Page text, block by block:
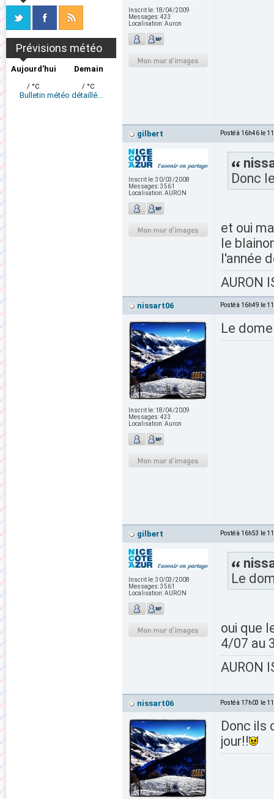
Prévisions météo
Aujourd'hui
/ °C
Demain
/ °C
Bulletin météo détaillé...
Inscrit le: 18/04/2009
Messages:433
Localisation:Auron
gilbert Posté à 16h46 le
Inscrit le:30/03/2008
Messages:3561
Localisation:AURON
Donc
et oui
le
l'année
AURON
nissart06 Posté à 16h49 le
Inscrit le: 18/04/2009
Messages:433
Localisation:Auron
Le
gilbert Posté à 16h53 le
Inscrit le:30/03/2008
Messages:3561
Localisation:AURON
Le
oui que
4/07 au
AURON
nissart06 Posté à 17h03 le
Donc ils
jour!!